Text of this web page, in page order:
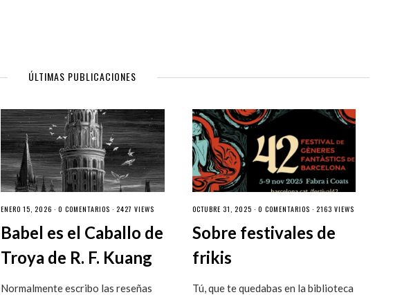
ÚLTIMAS PUBLICACIONES
ENERO 15, 2026 ·0 COMENTARIOS · 2427 VIEWS
Babel es el Caballo de
Troya de R. F. Kuang
Normalmente escribo las reseñas
OCTUBRE 31, 2025 · 0 COMENTARIOS · 2163 VIEWS
Sobre festivales de
frikis
Tú, que te quedabas en la biblioteca